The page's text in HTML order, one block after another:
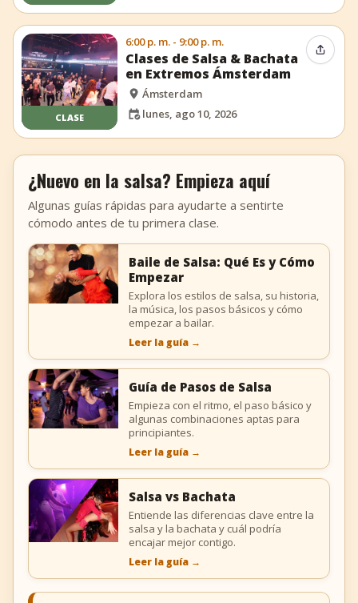
CLASE
6:00 p. m. - 9:00 p. m.
Clases de Salsa & Bachata
en Extremos Ámsterdam
Ámsterdam
lunes, ago 10, 2026
¿Nuevo en la salsa? Empieza aquí
Algunas guías rápidas para ayudarte a sentirte
cómodo antes de tu primera clase.
Baile de Salsa: Qué Es y Cómo
Empezar
Explora los estilos de salsa, su historia,
la música, los pasos básicos y cómo
empezar a bailar.
Leer la guía →
Guía de Pasos de Salsa
Empieza con el ritmo, el paso básico y
algunas combinaciones aptas para
principiantes.
Leer la guía →
Salsa vs Bachata
Entiende las diferencias clave entre la
salsa y la bachata y cuál podría
encajar mejor contigo.
Leer la guía →